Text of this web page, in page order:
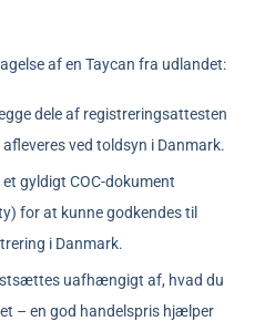
af en Taycan fra udlandet:
dele af registreringsattesten
ved toldsyn i Danmark.
gyldigt COC-dokument
for at kunne godkendes til
i Danmark.
uafhængigt af, hvad du
– en god handelspris hjælper